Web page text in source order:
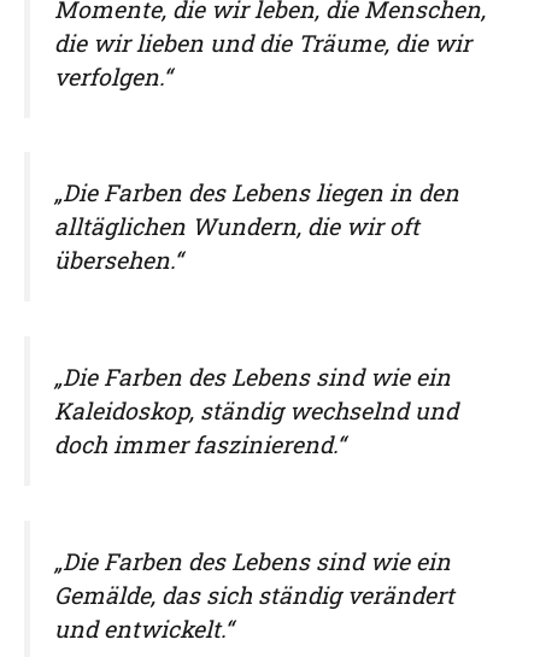
Momente, die wir leben, die Menschen,
die wir lieben und die Träume, die wir
verfolgen.“
„Die Farben des Lebens liegen in den
alltäglichen Wundern, die wir oft
übersehen.“
„Die Farben des Lebens sind wie ein
Kaleidoskop, ständig wechselnd und
doch immer faszinierend.“
„Die Farben des Lebens sind wie ein
Gemälde, das sich ständig verändert
und entwickelt.“